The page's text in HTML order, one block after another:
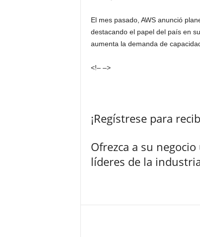
El mes pasado, AWS anunció
destacando el papel del país en
aumenta la demanda de
<!– –>
¡Regístrese para
Ofrezca a su
líderes de la